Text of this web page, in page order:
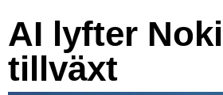
AI lyfter
tillväxt